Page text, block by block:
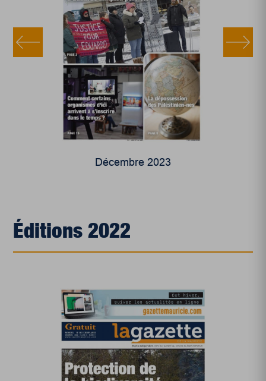
Décembre 2023
Éditions 2022